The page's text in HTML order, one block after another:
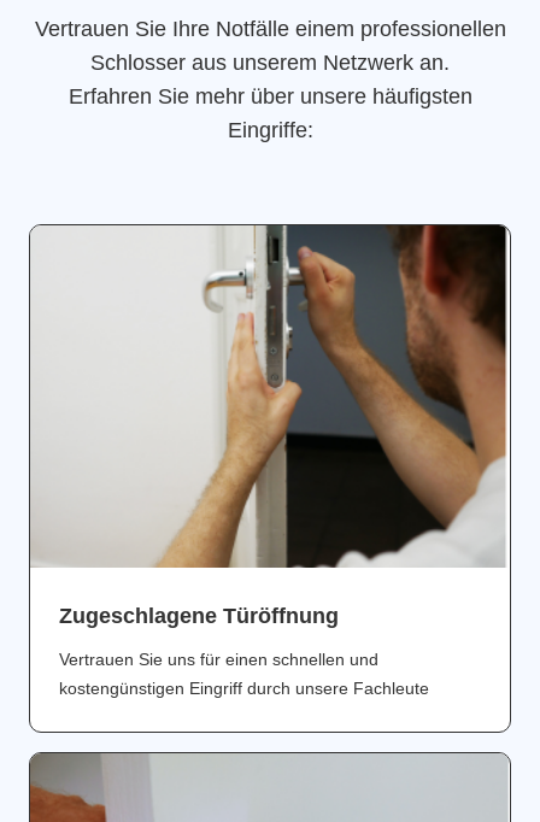
Vertrauen Sie Ihre Notfälle einem professionellen
Schlosser aus unserem Netzwerk an.
Erfahren Sie mehr über unsere häufigsten
Eingriffe:
Zugeschlagene Türöffnung
Vertrauen Sie uns für einen schnellen und
kostengünstigen Eingriff durch unsere Fachleute